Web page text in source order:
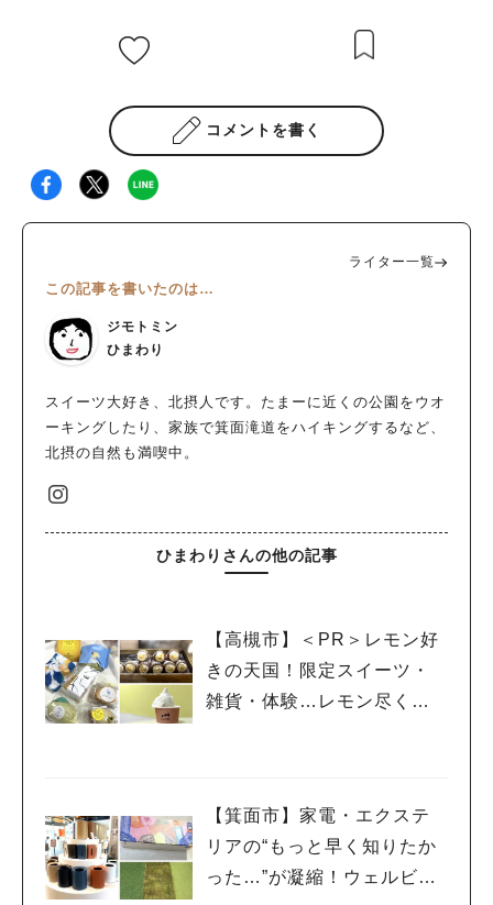
コメントを書く
ライター一覧
この記事を書いたのは…
ジモトミン
ひまわり
スイーツ大好き、北摂人です。たまーに近くの公園をウオ
ーキングしたり、家族で箕面滝道をハイキングするなど、
北摂の自然も満喫中。
ひまわりさんの他の記事
【高槻市】＜PR＞レモン好
きの天国！限定スイーツ・
雑貨・体験…レモン尽くし
【箕面市】家電・エクステ
リアの“もっと早く知りたか
った…”が凝縮！ウェルビー